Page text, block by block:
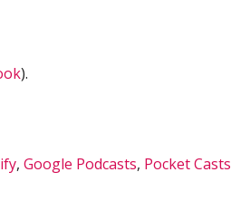
).
, Google Podcasts, Pocket Casts